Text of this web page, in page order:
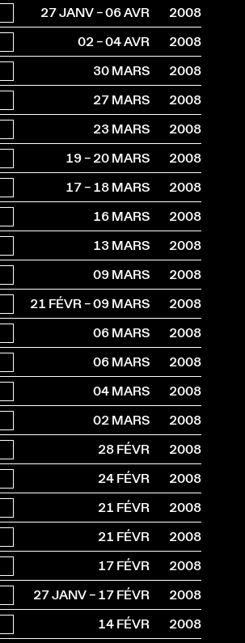
27 JANV – 06 AVR
2008
02 – 04 AVR
2008
30 MARS
2008
27 MARS
2008
23 MARS
2008
19 – 20 MARS
2008
17 – 18 MARS
2008
16 MARS
2008
13 MARS
2008
09 MARS
2008
21 FÉVR – 09 MARS
2008
06 MARS
2008
06 MARS
2008
04 MARS
2008
02 MARS
2008
28 FÉVR
2008
24 FÉVR
2008
21 FÉVR
2008
21 FÉVR
2008
17 FÉVR
2008
27 JANV – 17 FÉVR
2008
14 FÉVR
2008